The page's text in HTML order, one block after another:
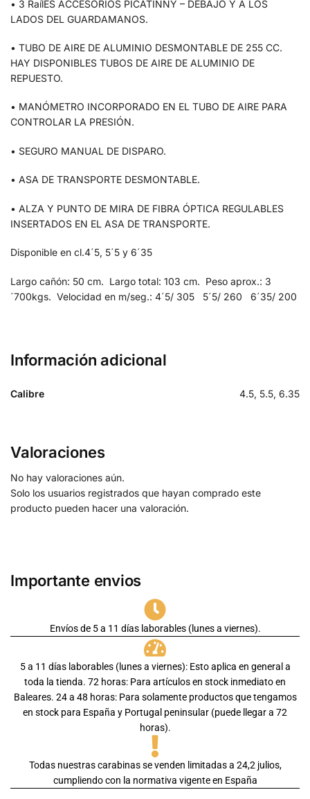
• 3 RaílES ACCESORIOS PICATINNY – DEBAJO Y A LOS
LADOS DEL GUARDAMANOS.
• TUBO DE AIRE DE ALUMINIO DESMONTABLE DE 255 CC.
HAY DISPONIBLES TUBOS DE AIRE DE ALUMINIO DE
REPUESTO.
• MANÓMETRO INCORPORADO EN EL TUBO DE AIRE PARA
CONTROLAR LA PRESIÓN.
• SEGURO MANUAL DE DISPARO.
• ASA DE TRANSPORTE DESMONTABLE.
• ALZA Y PUNTO DE MIRA DE FIBRA ÓPTICA REGULABLES
INSERTADOS EN EL ASA DE TRANSPORTE.
Disponible en cl.4´5, 5´5 y 6´35
Largo cañón: 50 cm. Largo total: 103 cm. Peso aprox.: 3
´700kgs. Velocidad en m/seg.: 4´5/ 305 5´5/ 260 6´35/ 200
Información adicional
Calibre 4.5, 5.5, 6.35
Valoraciones
No hay valoraciones aún.
Solo los usuarios registrados que hayan comprado este
producto pueden hacer una valoración.
Importante envios
Envíos de 5 a 11 días laborables (lunes a viernes).
5 a 11 días laborables (lunes a viernes): Esto aplica en general a
toda la tienda. 72 horas: Para artículos en stock inmediato en
Baleares. 24 a 48 horas: Para solamente productos que tengamos
en stock para España y Portugal peninsular (puede llegar a 72
horas).
Todas nuestras carabinas se venden limitadas a 24,2 julios,
cumpliendo con la normativa vigente en España